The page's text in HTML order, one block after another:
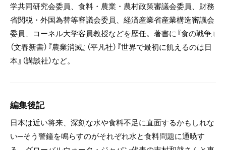
学共同研究会委員、食料・農業・農村政策審議会委員、財務
省関税・外国為替等審議会委員、経済産業省産業構造審議会
委員、コーネル大学客員教授などを歴任。著書に『食の戦争』
（文春新書）『農業消滅』（平凡社）『世界で最初に飢えるのは日
本』（講談社）など。
編集後記
日本は近い将来、深刻な水や食料不足に直面するかもしれな
い─そう警鐘を鳴らすのがそれぞれ水と食料問題に通暁す